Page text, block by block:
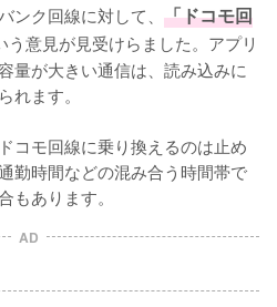
ク回線に対して、 「ドコモ回
う意見が見受けらました。アプリ
量が大きい通信は、読み込みに
ます。
コモ回線に乗り換えるのは止め
勤時間などの混み合う時間帯で
もあります。
AD